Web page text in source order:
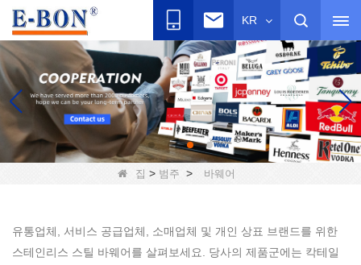
KR
집 > 범주 > 바웨어
유통업체, 서비스 공급업체, 소매업체 및 개인 상표 브랜드를 위한
스테인리스 스틸 바웨어를 살펴보세요. 당사의 제품군에는 칵테일